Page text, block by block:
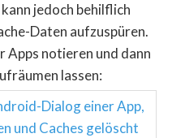
jedoch behilflich
Daten aufzuspüren.
Apps notieren und dann
lassen: